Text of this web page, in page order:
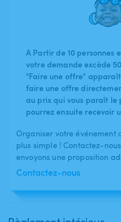
A Partir de 10 personnes
votre demande excède
"Faire une offre"
faire une offre
au prix qui vous paraît le
pourrez ensuite recevoir
Organiser votre événement
plus simple ! Contactez-
envoyons une proposition
Contactez-nous